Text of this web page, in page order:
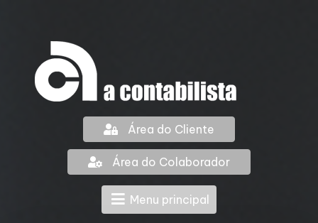
Área do Cliente
Área do Colaborador
Menu principal